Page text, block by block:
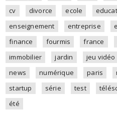
cv
divorce ecole
enseignement
entreprise
finance
fourmis france
immobilier
jardin jeu vidéo
news
numérique paris
startup
série test
été